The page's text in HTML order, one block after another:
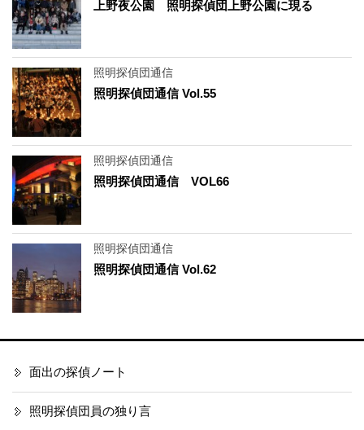
上野夜公園 照明探偵団上野公園に現る
照明探偵団通信
照明探偵団通信 Vol.55
照明探偵団通信
照明探偵団通信 VOL66
照明探偵団通信
照明探偵団通信 Vol.62
面出の探偵ノート
照明探偵団員の独り言